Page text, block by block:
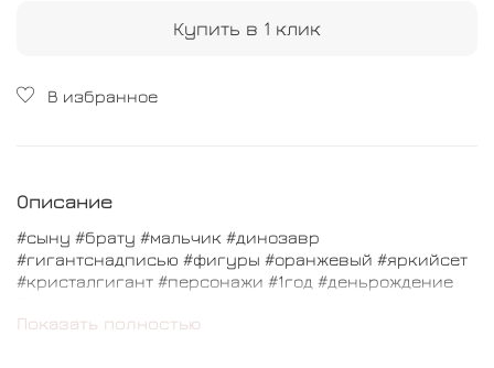
Купить в 1 клик
В избранное
Описание
#сыну #брату #мальчик #динозавр
#гигантснадписью #фигуры #оранжевый #яркийсет
#кристалгигант #персонажи #1год #деньрождение
Показать полностью